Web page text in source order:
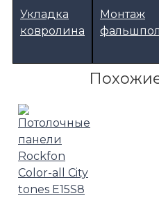
Акустические
Острова и экраны
Укладка
ковролина
Монтаж